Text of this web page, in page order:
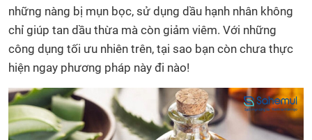
những nàng bị mụn bọc, sử dụng dầu hạnh nhân không
chỉ giúp tan dầu thừa mà còn giảm viêm. Với những
công dụng tối ưu nhiên trên, tại sao bạn còn chưa thực
hiện ngay phương pháp này đi nào!